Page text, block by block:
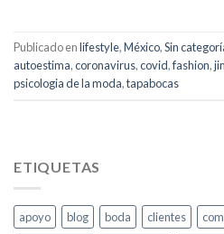
Publicado enlifestyle,México,Sin
autoestima,coronavirus,covid,fashion,
psicologia de la moda,tapabocas
ETIQUETAS
apoyo blog boda clientes